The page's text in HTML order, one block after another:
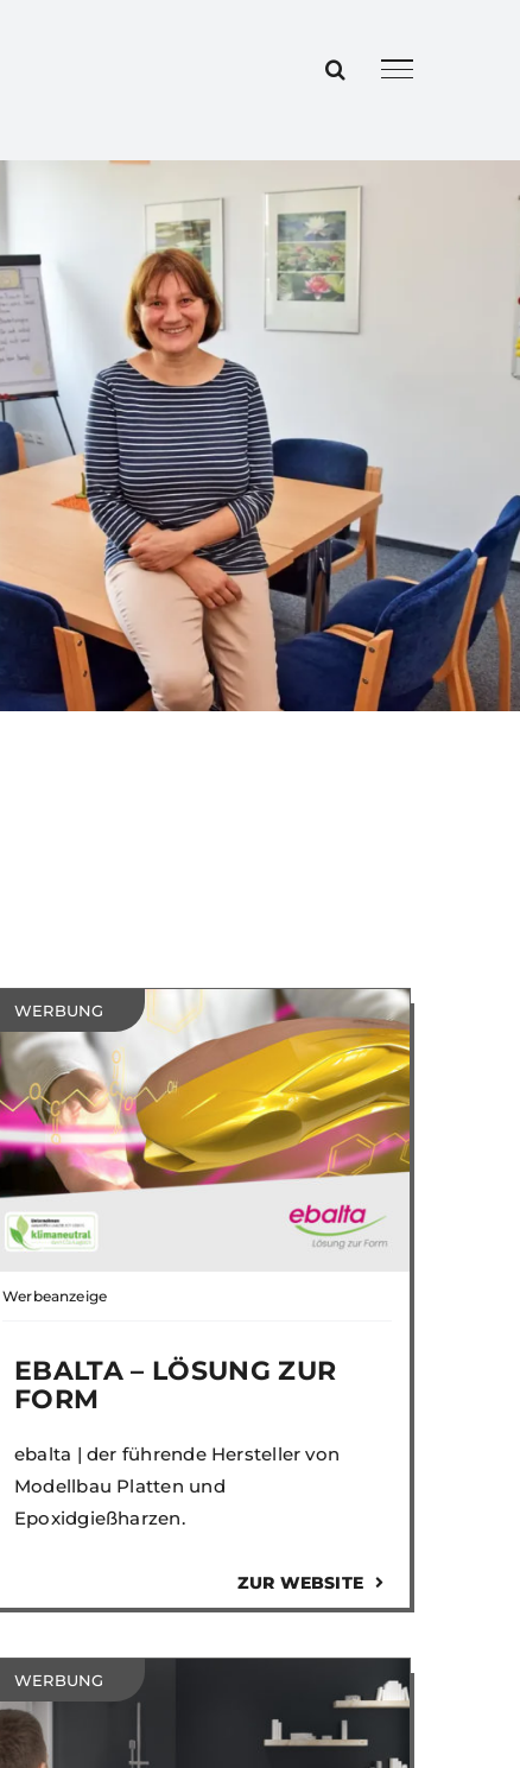
WERBUNG
Werbeanzeige
EBALTA – LÖSUNG ZUR
FORM
ebalta | der führende Hersteller von
Modellbau Platten und
Epoxidgießharzen.
ZUR WEBSITE
WERBUNG